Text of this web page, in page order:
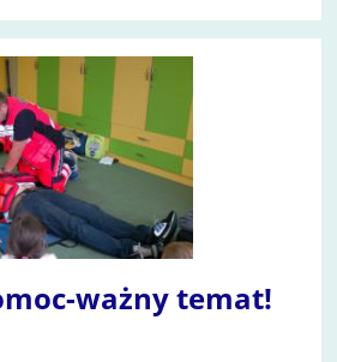
ważny temat!